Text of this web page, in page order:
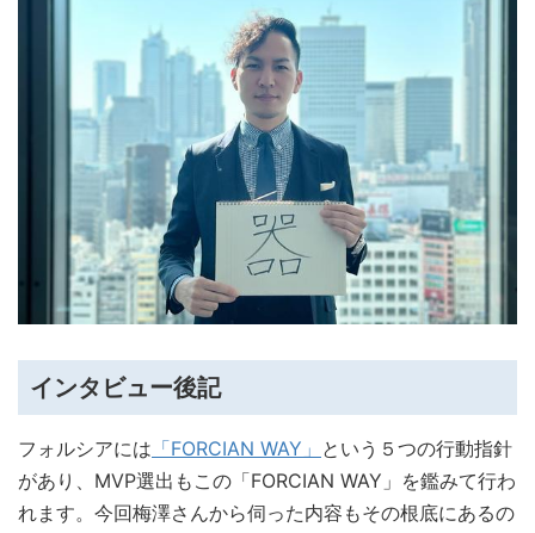
インタビュー後記
フォルシアには 「FORCIAN WAY」 という５つの行動指針
があり、MVP選出もこの「FORCIAN WAY」を鑑みて行わ
れます。今回梅澤さんから伺った内容もその根底にあるの